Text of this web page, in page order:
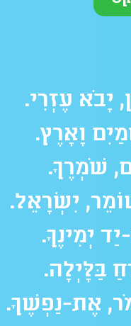
יָבֹא עֶזְרִי.
וָאָרֶץ.
שֹׁמְרֶךָ.
יִשְׂרָאֵל.
יְמִינֶךָ.
בַּלָּיְלָה.
אֶת-נַפְשֶׁךָ.